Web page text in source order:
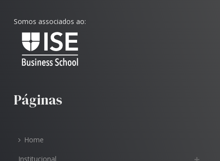
Somos associados ao:
Páginas
Home
Institucional